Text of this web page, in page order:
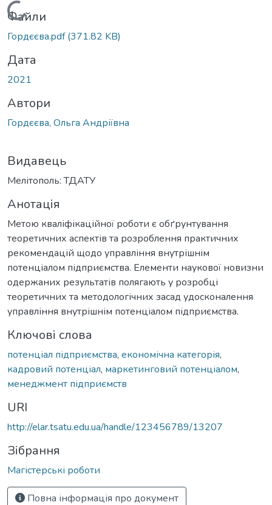
Вантажиться...
Файли
Гордєєва.pdf(371.82 KB)
Дата
2021
Автори
Гордєєва, Ольга Андріївна
Видавець
Мелітополь: ТДАТУ
Анотація
Метою кваліфікаційної роботи є обґрунтування
теоретичних аспектів та розроблення практичних
рекомендацій щодо управління внутрішнім
потенціалом підприємства. Елементи наукової новизни
одержаних результатів полягають у розробці
теоретичних та методологічних засад удосконалення
управління внутрішнім потенціалом підприємства.
Ключові слова
потенціал підприємства, економічна категорія,
кадровий потенціал, маркетинговий потенціалом,
менеджмент підприємств
URI
http://elar.tsatu.edu.ua/handle/123456789/13207
Зібрання
Магістерські роботи
Повна інформація про документ